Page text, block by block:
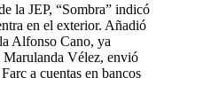
la JEP, “Sombra” indicó
en el exterior. Añadió
Alfonso Cano, ya
Vélez, envió
a cuentas en bancos